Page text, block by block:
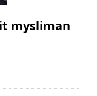
mysliman